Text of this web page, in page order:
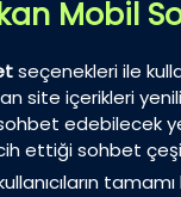
Mobil
seçenekleri ile
site içerikleri
edebilecek
ettiği sohbet